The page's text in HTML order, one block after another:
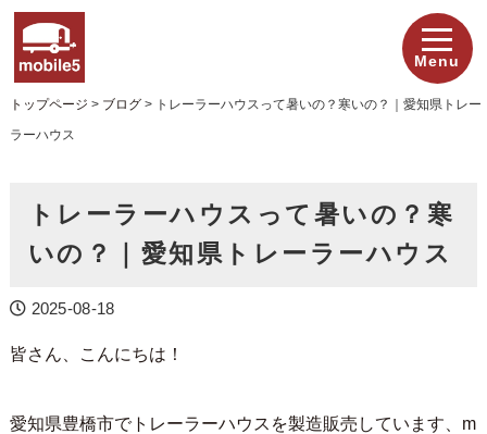
Menu
トップページ > ブログ> トレーラーハウスって暑いの？寒いの？｜愛知県トレー
ラーハウス
トレーラーハウスって暑いの？寒
いの？｜愛知県トレーラーハウス
2025-08-18
皆さん、こんにちは！
愛知県豊橋市でトレーラーハウスを製造販売しています、m